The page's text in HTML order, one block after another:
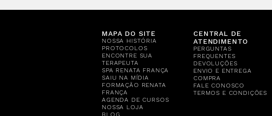
MAPA DO SITE
NOSSA HISTÓRIA
PROTOCOLOS
ENCONTRE SUA
TERAPEUTA
SPA RENATA FRANÇA
SAIU NA MÍDIA
FORMAÇÃO RENATA
FRANÇA
AGENDA DE CURSOS
NOSSA LOJA
BLOG
CENTRAL DE
ATENDIMENTO
PERGUNTAS
FREQUENTES
DEVOLUÇÕES
ENVIO E ENTREGA
COMPRA
FALE CONOSCO
TERMOS E CONDIÇÕES